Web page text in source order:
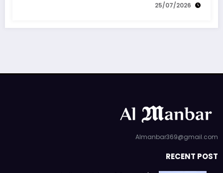
25/07/2026
Almanbar369@gmail.com
RECENT POST